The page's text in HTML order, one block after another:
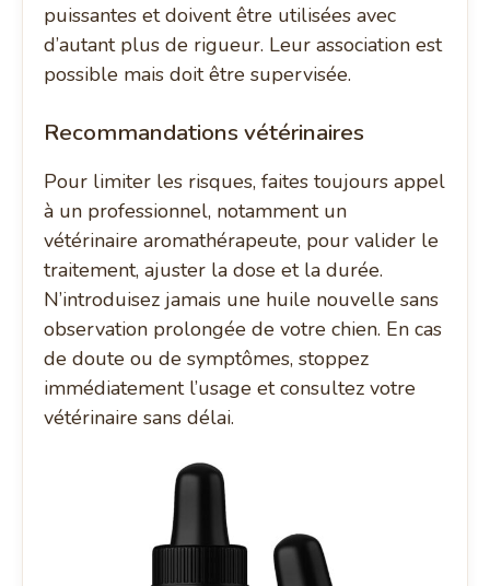
puissantes et doivent être utilisées avec
d’autant plus de rigueur. Leur association est
possible mais doit être supervisée.
Recommandations vétérinaires
Pour limiter les risques, faites toujours appel
à un professionnel, notamment un
vétérinaire aromathérapeute, pour valider le
traitement, ajuster la dose et la durée.
N’introduisez jamais une huile nouvelle sans
observation prolongée de votre chien. En cas
de doute ou de symptômes, stoppez
immédiatement l’usage et consultez votre
vétérinaire sans délai.